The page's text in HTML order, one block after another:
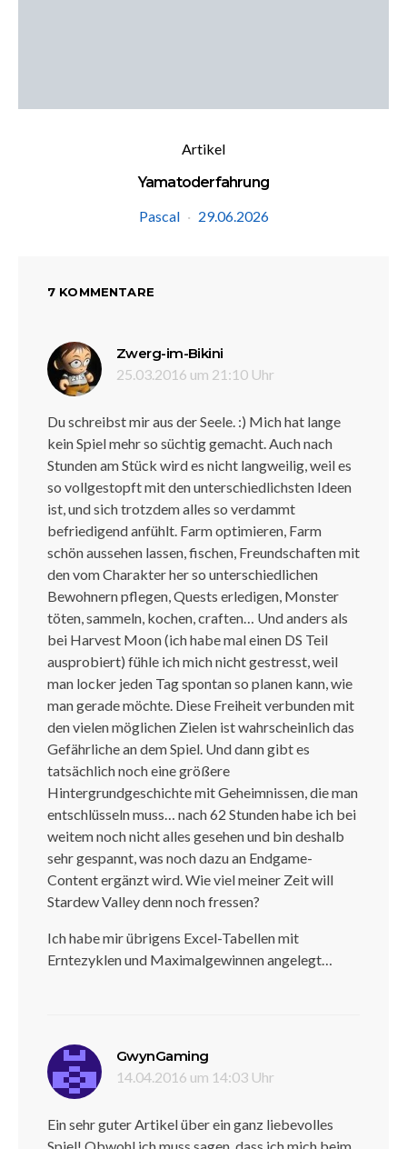
Artikel
Yamatoderfahrung
Pascal
29.06.2026
7 KOMMENTARE
Zwerg-im-Bikini
25.03.2016 um 21:10 Uhr
Du schreibst mir aus der Seele. :) Mich hat lange
kein Spiel mehr so süchtig gemacht. Auch nach
Stunden am Stück wird es nicht langweilig, weil es
so vollgestopft mit den unterschiedlichsten Ideen
ist, und sich trotzdem alles so verdammt
befriedigend anfühlt. Farm optimieren, Farm
schön aussehen lassen, fischen, Freundschaften mit
den vom Charakter her so unterschiedlichen
Bewohnern pflegen, Quests erledigen, Monster
töten, sammeln, kochen, craften… Und anders als
bei Harvest Moon (ich habe mal einen DS Teil
ausprobiert) fühle ich mich nicht gestresst, weil
man locker jeden Tag spontan so planen kann, wie
man gerade möchte. Diese Freiheit verbunden mit
den vielen möglichen Zielen ist wahrscheinlich das
Gefährliche an dem Spiel. Und dann gibt es
tatsächlich noch eine größere
Hintergrundgeschichte mit Geheimnissen, die man
entschlüsseln muss… nach 62 Stunden habe ich bei
weitem noch nicht alles gesehen und bin deshalb
sehr gespannt, was noch dazu an Endgame-
Content ergänzt wird. Wie viel meiner Zeit will
Stardew Valley denn noch fressen?
Ich habe mir übrigens Excel-Tabellen mit
Erntezyklen und Maximalgewinnen angelegt…
GwynGaming
14.04.2016 um 14:03 Uhr
Ein sehr guter Artikel über ein ganz liebevolles
Spiel! Obwohl ich muss sagen, dass ich mich beim